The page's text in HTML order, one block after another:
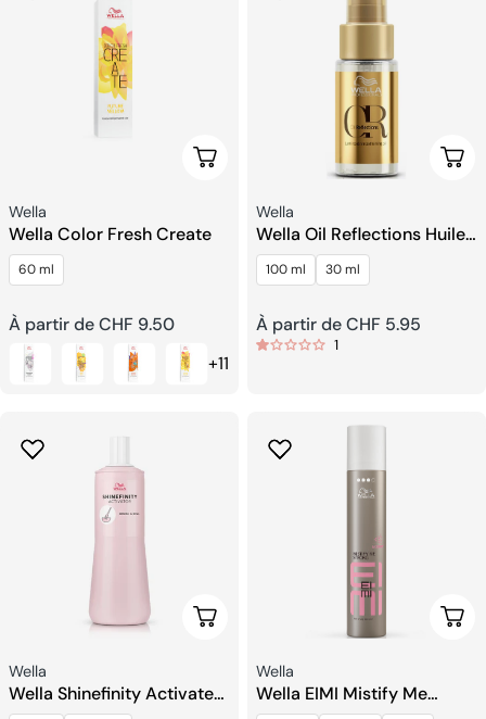
Choisissez Les Options
Fournisseur:
Wella
Wella Color Fresh Create
60 ml
Prix
habituel
À partir de CHF 9.50
+11
Fournisseur:
Wella
Wella Oil Reflections Huile
Lissante Lumineuse
100 ml 30 ml
Prix
À partir de CHF 5.95
1
Choisissez Les Options
Fournisseur:
Wella
Wella Shinefinity Activateur
Fournisseur:
Wella
Wella EIMI Mistify Me